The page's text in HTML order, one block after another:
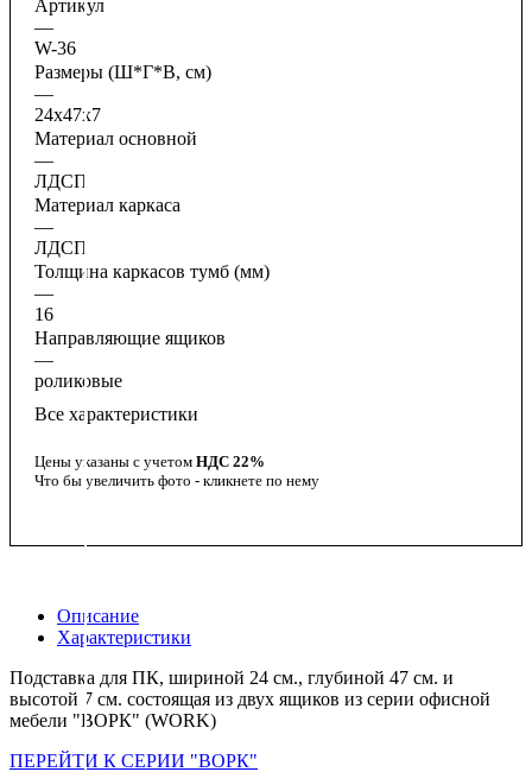
Артикул
—
W-36
Размеры (Ш*Г*В, см)
—
24х47х7
Материал основной
—
ЛДСП
Материал каркаса
—
ЛДСП
Толщина каркасов тумб (мм)
—
16
Направляющие ящиков
—
роликовые
Все характеристики
Цены указаны с учетом НДС 22%
Что бы увеличить фото - кликнете по нему
Описание
Характеристики
Подставка для ПК, шириной 24 см., глубиной 47 см. и
высотой 7 см. состоящая из двух ящиков из серии офисной
мебели "ВОРК" (WORK)
ПЕРЕЙТИ К СЕРИИ "ВОРК"